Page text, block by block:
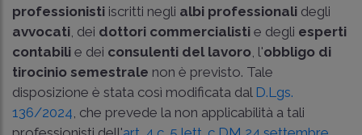
professionisti iscritti negli albi professionali degli
avvocati , dei dottori commercialisti e degli esperti
contabili e dei consulenti del lavoro , l'obbligo di
tirocinio semestrale non è previsto. Tale
disposizione è stata così modificata dal D.Lgs.
136/2024 , che prevede la non applicabilità a tali